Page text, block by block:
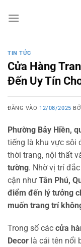
qua
TIN TỨC
Cửa Hàng
Đến Uy Tín
ĐĂNG VÀO 12/08/2025
Phường Bảy Hiền,
tiếng là khu vực sôi
thời trang, nội thất
tường. Nhờ vị trí
cận như Tân Phú,
điểm đến lý tưởng
muốn trang trí
Trong số các cửa
Decor là cái tên nổi